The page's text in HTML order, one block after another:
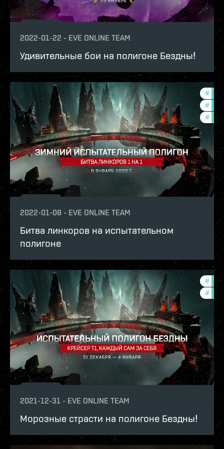
2022-01-22 - EVE ONLINE TEAM
Удивительные бои на полигоне Бездны!
# in-
#
# pvp
2022-01-08 - EVE ONLINE TEAM
Битва линкоров на испытательном
полигоне
# pvp
# in-
2021-12-31 - EVE ONLINE TEAM
Морозные страсти на полигоне Бездны!